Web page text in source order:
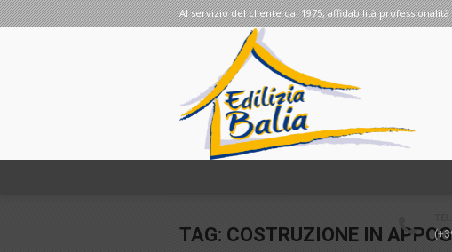
Al servizio del cliente dal 1975, affidabilità
TAG: COSTRUZIONE IN